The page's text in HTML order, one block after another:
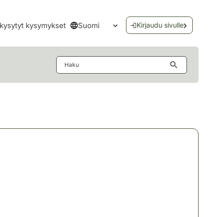
kysymykset Suomi
Avaa kielivalikko
Kirjaudu sivulle